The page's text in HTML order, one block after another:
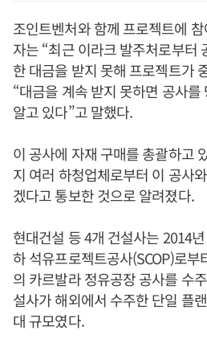
조인트벤처와 함께 프로젝트에
자는 “최근 이라크 발주처로부터
한 대금을 받지 못해 프로젝트가
“대금을 계속 받지 못하면 공사
알고 있다”고 말했다.
이 공사에 자재 구매를 총괄하고
지 여러 하청업체로부터 이 공사
겠다고 통보한 것으로 알려졌다.
현대건설 등 4개 건설사는 2014
하 석유프로젝트공사(SCOP)로
의 카르발라 정유공장 공사를 수
설사가 해외에서 수주한 단일 플
대 규모였다.